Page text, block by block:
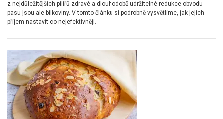
z nejdůležitějších pilířů zdravé a dlouhodobě udržitelné redukce obvodu
pasu jsou ale bílkoviny. V tomto článku si podrobně vysvětlíme, jak jejich
příjem nastavit co nejefektivněji.